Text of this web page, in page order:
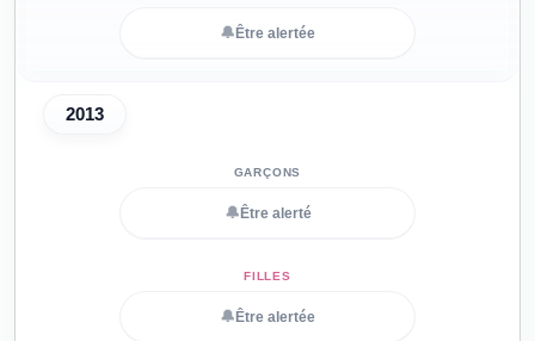
🔔 Être alertée
2013
🔔 Être alerté
🔔 Être alertée